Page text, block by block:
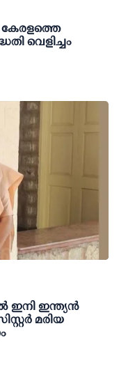
വെളിച്ചം
ഇനി ഇന്ത്യൻ
മരിയ